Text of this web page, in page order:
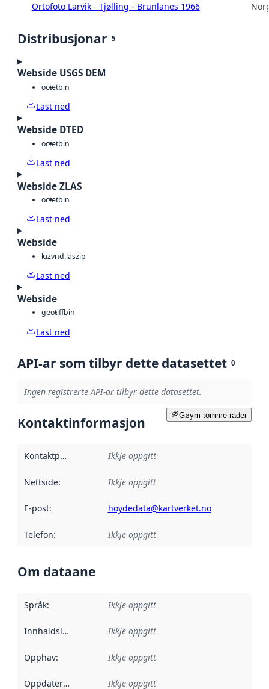
Ortofoto Larvik - Tjølling - Brunlanes 1966
Distribusjonar 5
Webside USGS DEM
octetbin
Last ned
Webside DTED
octetbin
Last ned
Webside ZLAS
octetbin
Last ned
Webside
lazvnd.laszip
Last ned
Webside
geotiffbin
Last ned
API-ar som tilbyr dette datasettet 0
Ingen registrerte API-ar tilbyr dette datasettet.
Gøym tomme rader
Kontaktinformasjon
Kontaktpunkt Ikkje oppgitt
Nettside: Ikkje oppgitt
E-post: hoydedata@kartverket.no
Telefon: Ikkje oppgitt
Om dataane
Språk: Ikkje oppgitt
Innhaldsleverandørar :
Ikkje oppgitt
Opphav: Ikkje oppgitt
Oppdateringsfrekvens :
Ikkje oppgitt